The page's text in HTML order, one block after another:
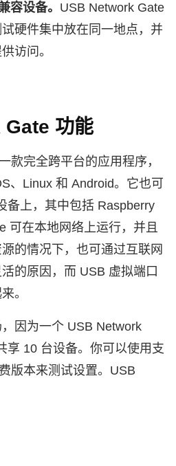
容设备。 USB Network Gate
硬件集中放在同一地点，并
访问。
功能
款完全跨平台的应用程序，
、Linux 和 Android。它也可
备上，其中包括 Raspberry
可在本地网络上运行，并且
的情况下，也可通过互联网
的原因，而 USB 虚拟端口
。
因为一个 USB Network
享 10 台设备。你可以使用支
版本来测试设置。USB